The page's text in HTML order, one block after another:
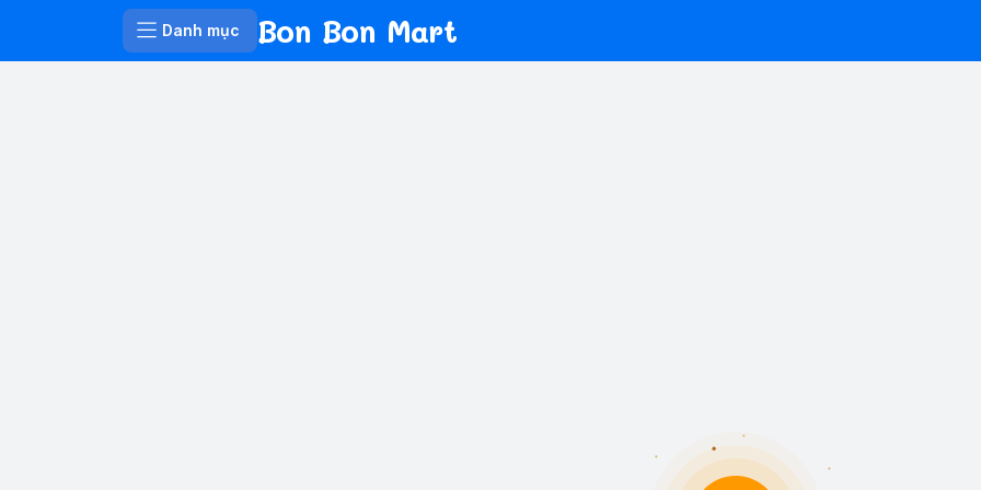
Danh mục Bon Bon Mart